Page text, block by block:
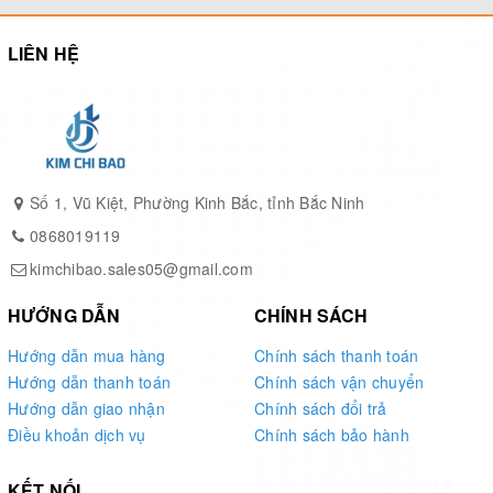
LIÊN HỆ
Số 1, Vũ Kiệt, Phường Kinh Bắc, tỉnh Bắc Ninh
0868019119
kimchibao.sales05@gmail.com
HƯỚNG DẪN
Hướng dẫn mua hàng
Hướng dẫn thanh toán
Hướng dẫn giao nhận
Điều khoản dịch vụ
CHÍNH SÁCH
Chính sách thanh toán
Chính sách vận chuyển
Chính sách đổi trả
Chính sách bảo hành